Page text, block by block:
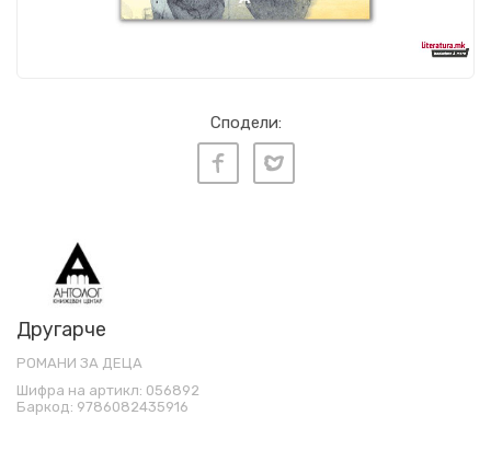
Сподели:
Другарче
РОМАНИ ЗА ДЕЦА
Шифра на артикл: 056892
Баркод: 9786082435916